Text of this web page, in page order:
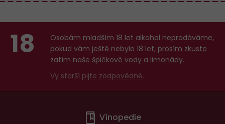
18
Osobám mladším 18 let alkohol neprodáváme,
pokud vám ještě nebylo 18 let, prosím zkuste
zatím naše špičkové vody a limonády.
Vy starší pijte zodpovědně.
Vínopedie